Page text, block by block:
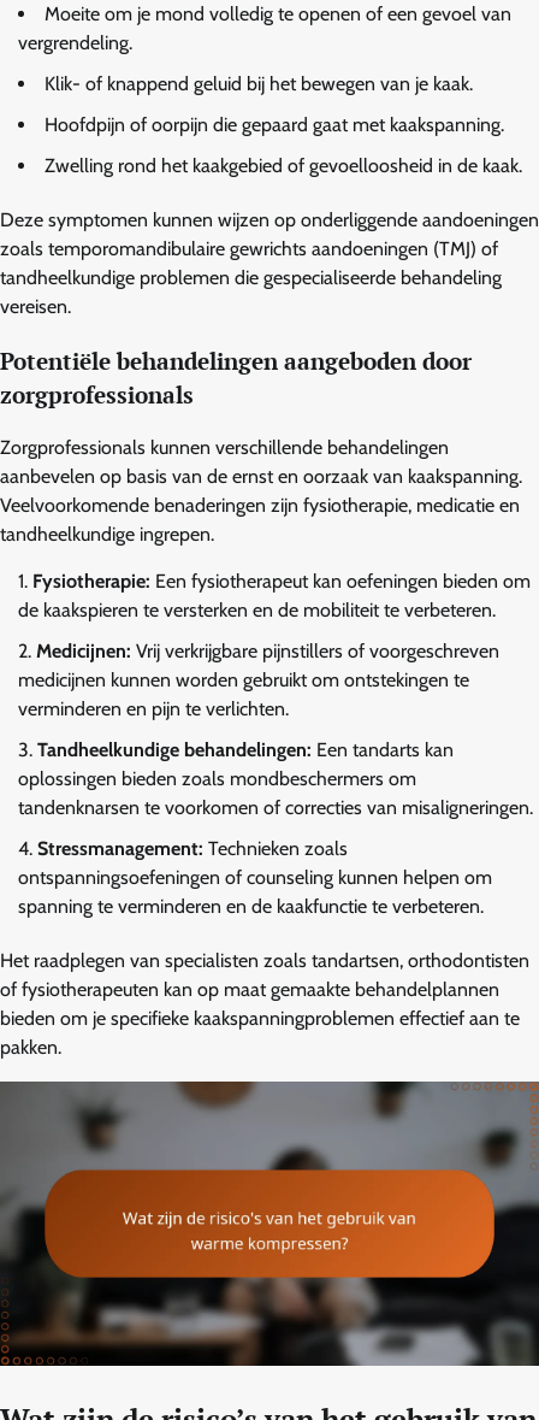
Moeite om je mond volledig te openen of een gevoel van
vergrendeling.
Klik- of knappend geluid bij het bewegen van je kaak.
Hoofdpijn of oorpijn die gepaard gaat met kaakspanning.
Zwelling rond het kaakgebied of gevoelloosheid in de kaak.
Deze symptomen kunnen wijzen op onderliggende aandoeningen
zoals temporomandibulaire gewrichts aandoeningen (TMJ) of
tandheelkundige problemen die gespecialiseerde behandeling
vereisen.
Potentiële behandelingen aangeboden door
zorgprofessionals
Zorgprofessionals kunnen verschillende behandelingen
aanbevelen op basis van de ernst en oorzaak van kaakspanning.
Veelvoorkomende benaderingen zijn fysiotherapie, medicatie en
tandheelkundige ingrepen.
Fysiotherapie: Een fysiotherapeut kan oefeningen bieden om
de kaakspieren te versterken en de mobiliteit te verbeteren.
Medicijnen: Vrij verkrijgbare pijnstillers of voorgeschreven
medicijnen kunnen worden gebruikt om ontstekingen te
verminderen en pijn te verlichten.
Tandheelkundige behandelingen: Een tandarts kan
oplossingen bieden zoals mondbeschermers om
tandenknarsen te voorkomen of correcties van misaligneringen.
Stressmanagement: Technieken zoals
ontspanningsoefeningen of counseling kunnen helpen om
spanning te verminderen en de kaakfunctie te verbeteren.
Het raadplegen van specialisten zoals tandartsen, orthodontisten
of fysiotherapeuten kan op maat gemaakte behandelplannen
bieden om je specifieke kaakspanningproblemen effectief aan te
pakken.